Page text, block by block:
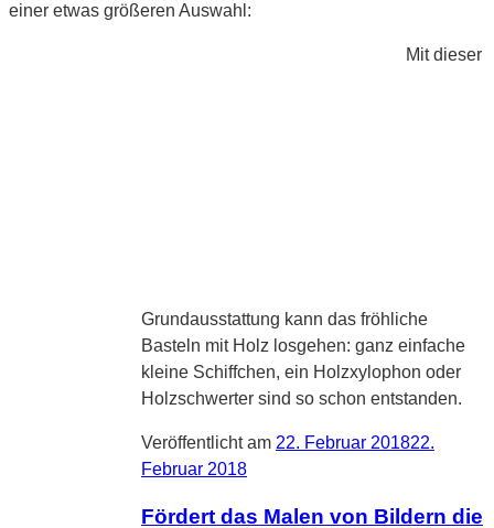
einer etwas größeren Auswahl:
Mit dieser
Grundausstattung kann das fröhliche
Basteln mit Holz losgehen: ganz einfache
kleine Schiffchen, ein Holzxylophon oder
Holzschwerter sind so schon entstanden.
Veröffentlicht am 22. Februar 201822.
Februar 2018
Fördert das Malen von Bildern die